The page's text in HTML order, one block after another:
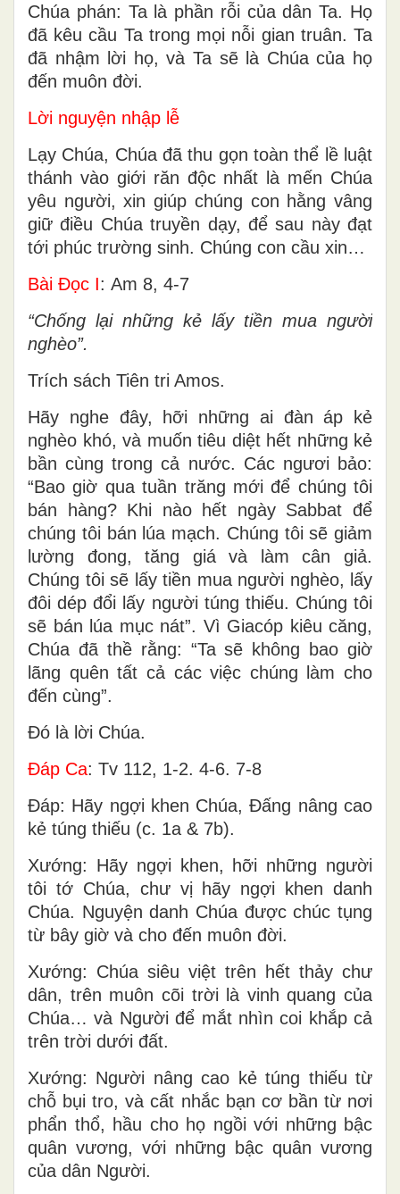
Chúa phán: Ta là phần rỗi của dân Ta. Họ
đã kêu cầu Ta trong mọi nỗi gian truân. Ta
đã nhậm lời họ, và Ta sẽ là Chúa của họ
đến muôn đời.
Lời nguyện nhập lễ
Lạy Chúa, Chúa đã thu gọn toàn thể lề luật
thánh vào giới răn độc nhất là mến Chúa
yêu người, xin giúp chúng con hằng vâng
giữ điều Chúa truyền dạy, để sau này đạt
tới phúc trường sinh. Chúng con cầu xin…
Bài Ðọc I: Am 8, 4-7
“Chống lại những kẻ lấy tiền mua người
nghèo”.
Trích sách Tiên tri Amos.
Hãy nghe đây, hỡi những ai đàn áp kẻ
nghèo khó, và muốn tiêu diệt hết những kẻ
bần cùng trong cả nước. Các ngươi bảo:
“Bao giờ qua tuần trăng mới để chúng tôi
bán hàng? Khi nào hết ngày Sabbat để
chúng tôi bán lúa mạch. Chúng tôi sẽ giảm
lường đong, tăng giá và làm cân giả.
Chúng tôi sẽ lấy tiền mua người nghèo, lấy
đôi dép đổi lấy người túng thiếu. Chúng tôi
sẽ bán lúa mục nát”. Vì Giacóp kiêu căng,
Chúa đã thề rằng: “Ta sẽ không bao giờ
lãng quên tất cả các việc chúng làm cho
đến cùng”.
Ðó là lời Chúa.
Ðáp Ca: Tv 112, 1-2. 4-6. 7-8
Ðáp: Hãy ngợi khen Chúa, Ðấng nâng cao
kẻ túng thiếu (c. 1a & 7b).
Xướng: Hãy ngợi khen, hỡi những người
tôi tớ Chúa, chư vị hãy ngợi khen danh
Chúa. Nguyện danh Chúa được chúc tụng
từ bây giờ và cho đến muôn đời.
Xướng: Chúa siêu việt trên hết thảy chư
dân, trên muôn cõi trời là vinh quang của
Chúa… và Người để mắt nhìn coi khắp cả
trên trời dưới đất.
Xướng: Người nâng cao kẻ túng thiếu từ
chỗ bụi tro, và cất nhắc bạn cơ bần từ nơi
phẩn thổ, hầu cho họ ngồi với những bậc
quân vương, với những bậc quân vương
của dân Người.